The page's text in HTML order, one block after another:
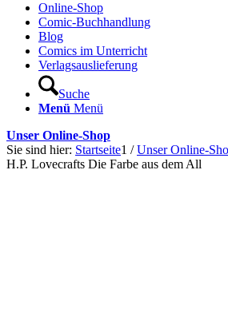
Online-Shop
Comic-Buchhandlung
Blog
Comics im Unterricht
Verlagsauslieferung
Suche
Menü Menü
Unser Online-Shop
Sie sind hier: Startseite1 / Unser Online-
H.P. Lovecrafts Die Farbe aus dem All